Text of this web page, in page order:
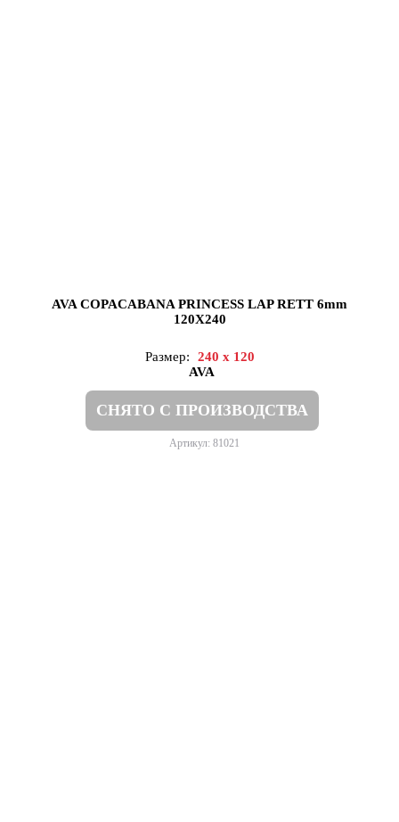
AVA COPACABANA PRINCESS LAP RETT 6mm
120X240
Размер:
240 x 120
AVA
СНЯТО С ПРОИЗВОДСТВА
Артикул: 81021